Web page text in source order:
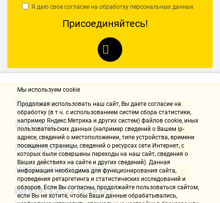
Я даю свое согласие на обработку персональных данных
Присоединяйтесь!
Контакты
Компания
Информация
Направления доставки
Мы используем cookie
Продолжая использовать наш cайт, Вы даете согласие на
обработку (в т.ч. с использованием систем сбора статистики,
например Яндекс.Метрика и других систем) файлов cookie, иных
пользовательских данных (например сведений о Вашем ip-
адресе, сведений о местоположении, типе устройства, времени
посещения страницы, сведений о ресурсах сети Интернет, с
которых были совершены переходы на наш сайт, сведения о
Ваших действиях на сайте и других сведений). Данная
информация необходима для функционирования сайта,
проведения ретаргетинга и статистических исследований и
обзоров. Если Вы согласны, продолжайте пользоваться сайтом,
если Вы не хотите, чтобы Ваши данные обрабатывались,